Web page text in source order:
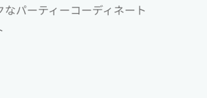
パーティーコーディネート